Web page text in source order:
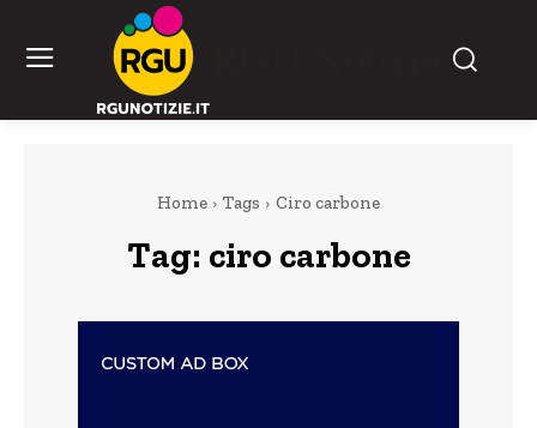
Home Tags Ciro carbone
Tag: ciro carbone